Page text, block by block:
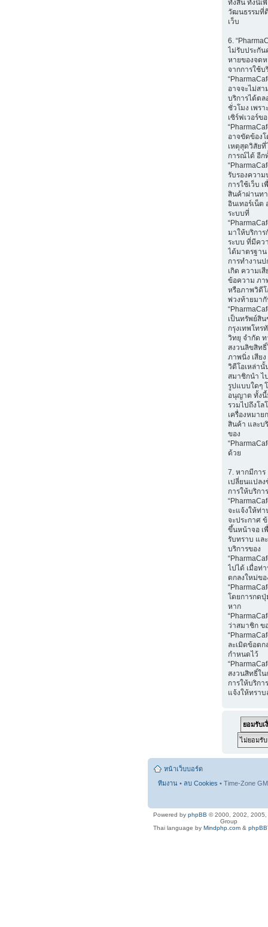
ทั้งสิ้น ทั้งนี้เ
วัฒนธรรมที่
เว็บ
6.
ไม่รับประกัน
หายของจด
จากการใช้บ
อาจจะไม่สา
บริการได้ตล
ชั่วโมง เพรา
เซิร์ฟเวอร์ข
อาจขัดข้องโ
เหตุสุดวิสัย
การณ์ได้ อีก
รับรองควา
การใช้เว็บ เ
สินค้าผ่านท
อินเทอร์เน็ต
ระบบที่
มาให้บริกา
ระบบ ที่มีคว
ได้มาตรฐา
การทำงานป
เกิด ความเ
ข้อความ ภา
หรือภาพวิดีโ
พ่วงท้ายมา
เป็นทรัพย์สิ
กรุงเทพโทร
วิทยุ จำกัด ท
สงวนลิขสิท
ภาพนิ่ง เสีย
วิดีโอเหล่า
สมาชิกนำ ไ
รูปแบบใดๆ
อนุญาต ทั้ง
รวมไปถึงโล
เครื่องหมาย
สินค้า และบ
ของ
ด้วย
7. หากมีการ
เปลี่ยนแปล
การให้บริการ
จะแจ้งให้ท่
จะประกาศ
ขึ้นหน้าจอ เ
รับทราบ แล
บริการของ
ไปได้ เมื่อท่
ตกลงใหม่ขอ
โดยการกดปุ่
หาก
ว่าสมาชิก ข
ละเมิดข้อตก
กำหนดไว้
สงวนสิทธิ์ใน
การให้บริกา
แจ้งให้ทรา
หน้าเว็บบอร์ด
ทีมงาน • ลบ Cookies • Time-Zone
Powered by phpBB © 2000, 2002,
Group
Thai language by Mindphp.com&